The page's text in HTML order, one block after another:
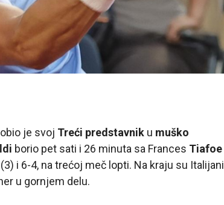
je svoj Treći predstavnik u muško
borio pet sati i 26 minuta sa Frances Tiafoe
i 6-4, na trećoj meč lopti. Na kraju su Italijani
u gornjem delu.